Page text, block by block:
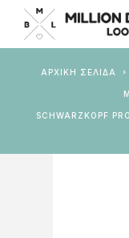
ΑΡΧΙΚΉ ΣΕΛΊΔΑ
SCHWARZKOPF PROFESSIONAL CHROMA ID RUBY RED 6-88